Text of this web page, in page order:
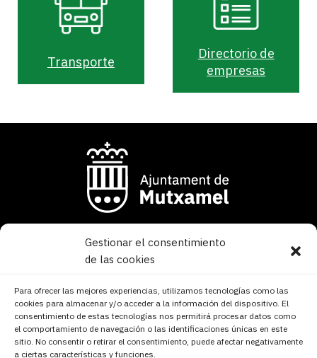
Gestionar el consentimiento
de las cookies
Para ofrecer las mejores experiencias, utilizamos tecnologías como las
cookies para almacenar y/o acceder a la información del dispositivo. El
consentimiento de estas tecnologías nos permitirá procesar datos como
el comportamiento de navegación o las identificaciones únicas en este
sitio. No consentir o retirar el consentimiento, puede afectar negativamente
a ciertas características y funciones.
Transporte
Directorio de
empresas
Av. Carlos Soler 46
03110 Mutxamel – Alicante
965 955 910
info@mutxamel.org
CIF: P0309000H